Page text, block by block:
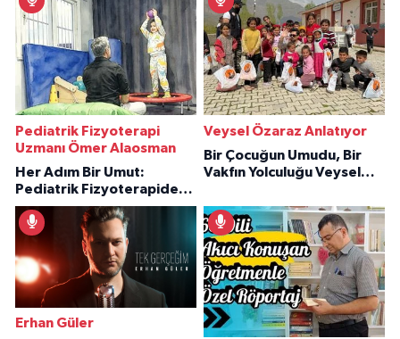
Pediatrik Fizyoterapi
Uzmanı Ömer Alaosman
Her Adım Bir Umut:
Pediatrik Fizyoterapiden
İlham Veren Hikâyeler
Veysel Özaraz Anlatıyor
Bir Çocuğun Umudu, Bir
Vakfın Yolculuğu Veysel
Erhan Güler